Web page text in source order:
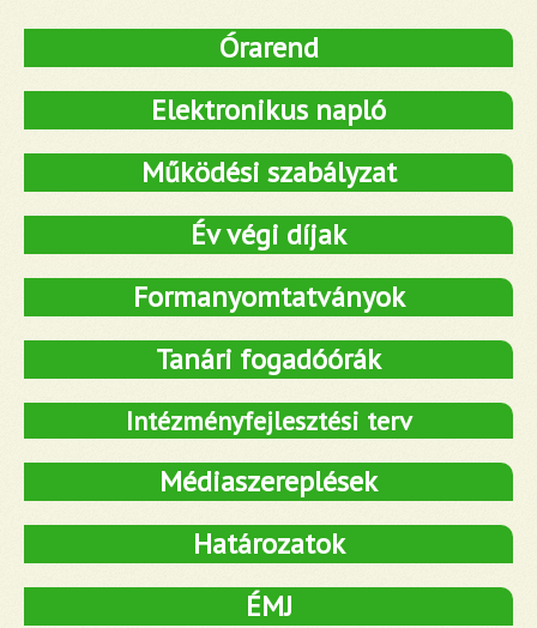
Órarend
Elektronikus napló
Működési szabályzat
Év végi díjak
Formanyomtatványok
Tanári fogadóórák
Intézményfejlesztési terv
Médiaszereplések
Határozatok
ÉMJ